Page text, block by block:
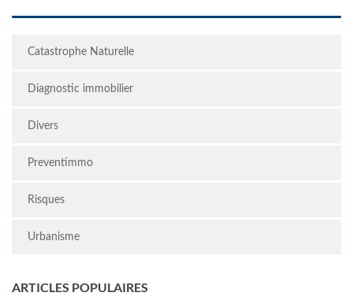
Catastrophe Naturelle
Diagnostic immobilier
Divers
Preventimmo
Risques
Urbanisme
ARTICLES POPULAIRES